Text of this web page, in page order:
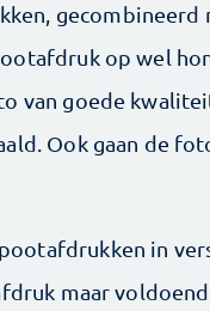
gecombineerd
op wel
van goede
Ook gaan de
in
maar